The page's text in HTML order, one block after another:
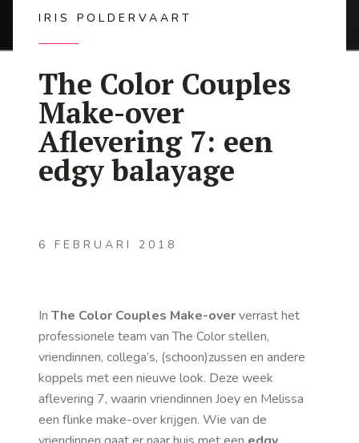
IRIS POLDERVAART
The Color Couples
Make-over
Aflevering 7: een
edgy balayage
6 FEBRUARI 2018
In The Color Couples Make-oververrast het
professionele team van The Color stellen,
vriendinnen, collega’s, (schoon)zussen en andere
koppels met een nieuwe look. Deze week
aflevering 7, waarin vriendinnen Joey en Melissa
een flinke make-over krijgen. Wie van de